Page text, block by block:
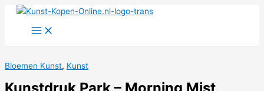
Bloemen Kunst, Kunst